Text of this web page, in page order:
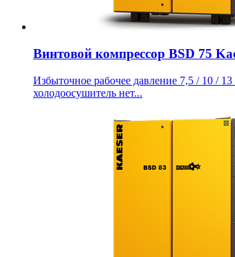
Винтовой компрессор BSD 75
Избыточное рабочее давление 7,5 / 10 /
холодоосушитель нет...